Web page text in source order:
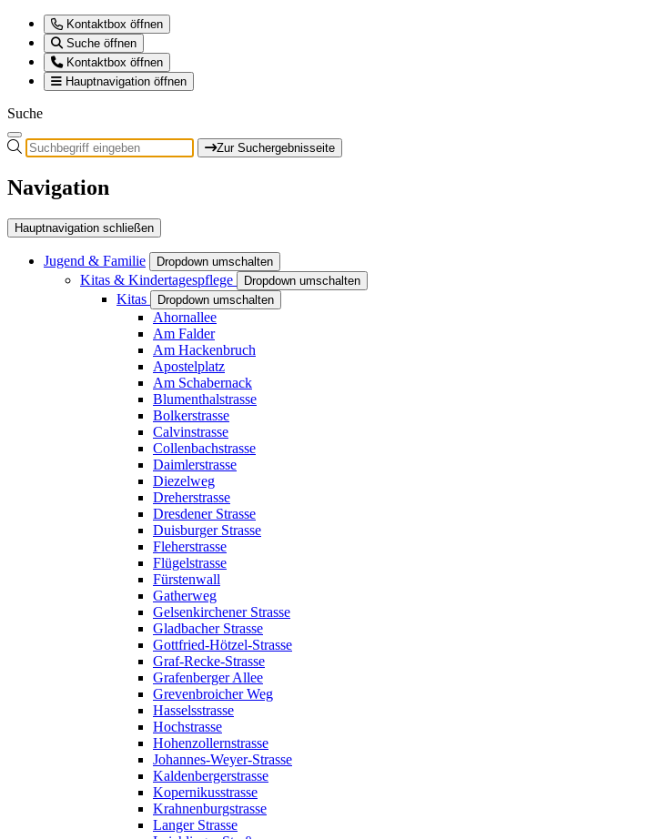
Kontaktbox öffnen
Suche öffnen
Kontaktbox öffnen
Hauptnavigation öffnen
Suche
Zur Suchergebnisseite
Navigation
Hauptnavigation schließen
Jugend & Familie Dropdown umschalten
Kitas & Kindertagespflege Dropdown umschalten
Kitas Dropdown umschalten
Ahornallee
Am Falder
Am Hackenbruch
Apostelplatz
Am Schabernack
Blumenthalstrasse
Bolkerstrasse
Calvinstrasse
Collenbachstrasse
Daimlerstrasse
Diezelweg
Dreherstrasse
Dresdener Strasse
Duisburger Strasse
Fleherstrasse
Flügelstrasse
Fürstenwall
Gatherweg
Gelsenkirchener Strasse
Gladbacher Strasse
Gottfried-Hötzel-Strasse
Graf-Recke-Strasse
Grafenberger Allee
Grevenbroicher Weg
Hasselsstrasse
Hochstrasse
Hohenzollernstrasse
Johannes-Weyer-Strasse
Kaldenbergerstrasse
Kopernikusstrasse
Krahnenburgstrasse
Langer Strasse